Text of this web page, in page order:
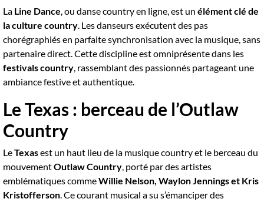
La Line Dance, ou danse country en ligne, est un élément clé de
la culture country. Les danseurs exécutent des pas
chorégraphiés en parfaite synchronisation avec la musique, sans
partenaire direct. Cette discipline est omniprésente dans les
festivals country, rassemblant des passionnés partageant une
ambiance festive et authentique.
Le Texas : berceau de l’Outlaw
Country
LeTexasest un haut lieu de la musique country et le berceau du
mouvementOutlaw Country, porté par des artistes
emblématiques commeWillie Nelson, Waylon Jennings et Kris
Kristofferson. Ce courant musical a su s’émanciper des